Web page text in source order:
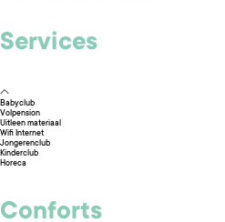
Services
Babyclub
Volpension
Uitleen materiaal
Wifi Internet
Jongerenclub
Kinderclub
Horeca
Conforts